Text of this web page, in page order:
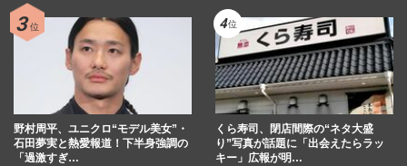
野村周平、ユニクロ“モデル美女”・
石田夢実と熱愛報道！下半身強調の
「過激すぎ…
くら寿司、閉店間際の“ネタ大盛
り”写真が話題に「出会えたらラッ
キー」広報が明…